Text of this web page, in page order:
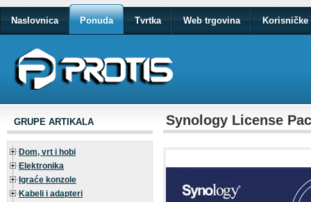
Naslovnica Ponuda Tvrtka Web trgovina Korisničke
GRUPE ARTIKALA
Dom, vrt i hobi
Elektronika
Igraće konzole
Kabeli i adapteri
Synology License